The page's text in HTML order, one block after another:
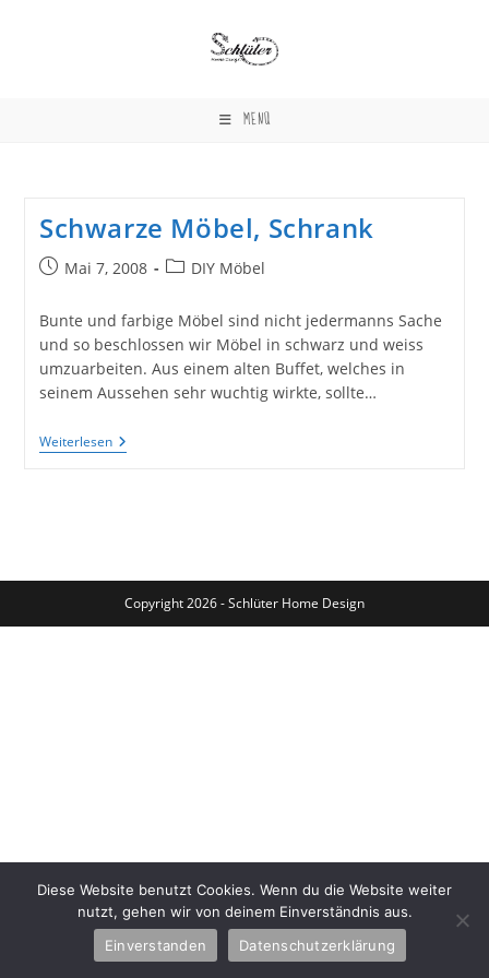
MENÜ
Schwarze Möbel, Schrank
BeitragMai 7, 2008
Beitrags-
DIY Möbel
Bunte und farbige Möbel sind nicht jedermanns Sache
und so beschlossen wir Möbel in schwarz und weiss
umzuarbeiten. Aus einem alten Buffet, welches in
seinem Aussehen sehr wuchtig wirkte, sollte…
WeiterlesenSchwarze
Möbel,
Copyright 2026 - Schlüter Home Design
Diese Website benutzt Cookies. Wenn du die Website weiter
nutzt, gehen wir von deinem Einverständnis aus.
Einverstanden
Datenschutzerklärung